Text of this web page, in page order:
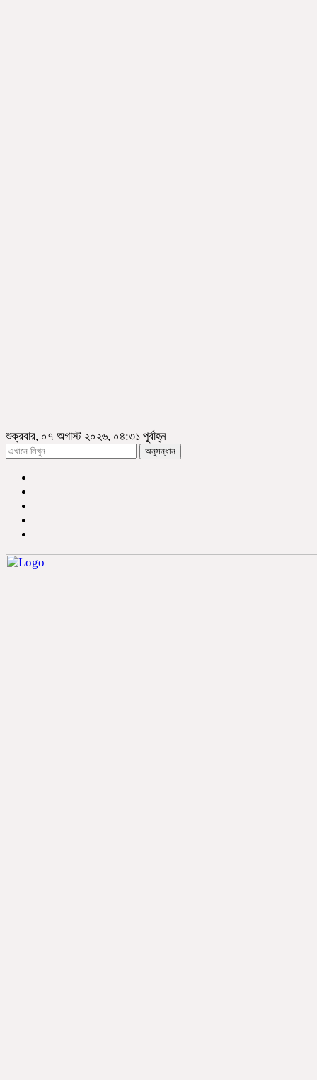
শুক্রবার, ০৭ অগাস্ট ২০২৬, ০৪:৩১ পূর্বাহ্ন
অনুসন্ধান